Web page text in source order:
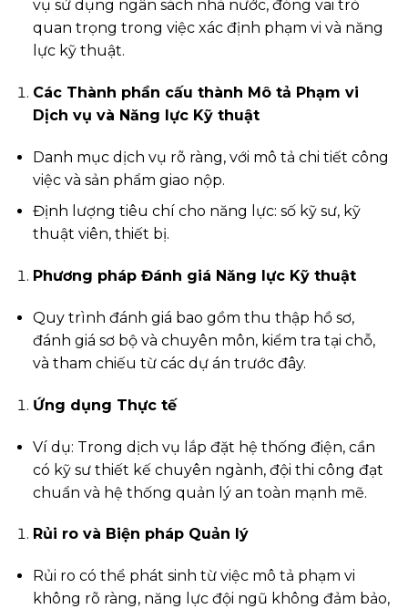
vụ sử dụng ngân sách nhà nước, đóng vai trò
quan trọng trong việc xác định phạm vi và năng
lực kỹ thuật.
Các Thành phần cấu thành Mô tả Phạm vi
Dịch vụ và Năng lực Kỹ thuật
Danh mục dịch vụ rõ ràng, với mô tả chi tiết công
việc và sản phẩm giao nộp.
Định lượng tiêu chí cho năng lực: số kỹ sư, kỹ
thuật viên, thiết bị.
Phương pháp Đánh giá Năng lực Kỹ thuật
Quy trình đánh giá bao gồm thu thập hồ sơ,
đánh giá sơ bộ và chuyên môn, kiểm tra tại chỗ,
và tham chiếu từ các dự án trước đây.
Ứng dụng Thực tế
Ví dụ: Trong dịch vụ lắp đặt hệ thống điện, cần
có kỹ sư thiết kế chuyên ngành, đội thi công đạt
chuẩn và hệ thống quản lý an toàn mạnh mẽ.
Rủi ro và Biện pháp Quản lý
Rủi ro có thể phát sinh từ việc mô tả phạm vi
không rõ ràng, năng lực đội ngũ không đảm bảo,